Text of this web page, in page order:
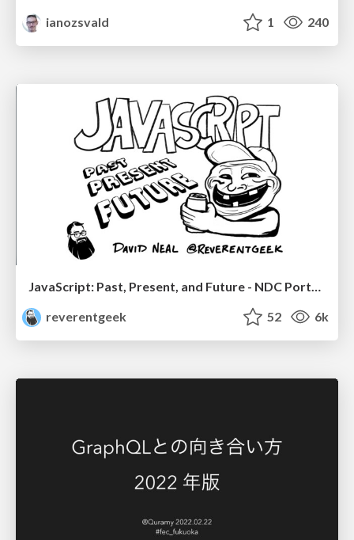
ianozsvald
1 240
JavaScript: Past, Present, and Future - NDC Porto 2020
reverentgeek
52 6k